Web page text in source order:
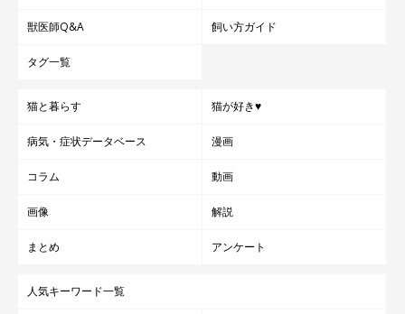
獣医師Q&A 飼い方ガイド
タグ一覧
猫と暮らす 猫が好き♥
病気・症状データベース 漫画
コラム 動画
画像 解説
まとめ アンケート
人気キーワード一覧